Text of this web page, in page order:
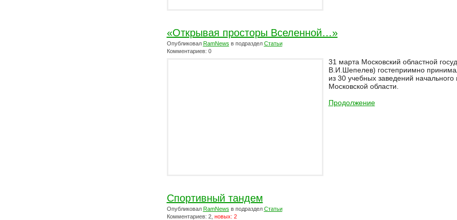
«Открывая просторы Вселенной…»
Опубликовал RamNews в подраздел Статьи
Комментариев: 0
31 марта Московский областной
В.И.Шепелев) гостеприимно
из 30 учебных заведений
Московской области.
Продолжение
Спортивный тандем
Опубликовал RamNews в подраздел Статьи
Комментариев: 2, новых: 2